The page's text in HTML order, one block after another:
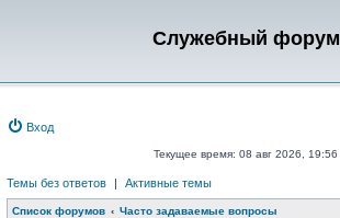
Служебный форум
Вход
Текущее время: 08 авг 2026, 19:56
Темы без ответов | Активные темы
Список форумов Часто задаваемые вопросы